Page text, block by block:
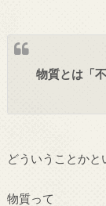
物質とは「
どういうことかと
物質って